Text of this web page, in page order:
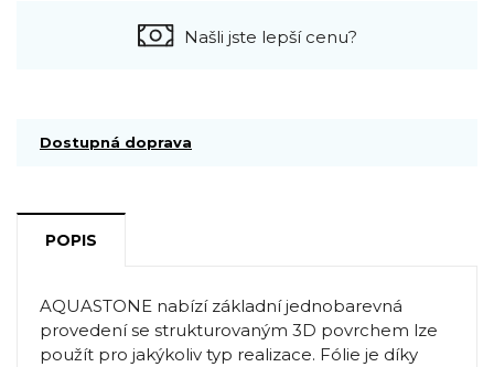
Našli jste lepší cenu?
Dostupná doprava
POPIS
AQUASTONE nabízí základní jednobarevná
provedení se strukturovaným 3D povrchem lze
použít pro jakýkoliv typ realizace. Fólie je díky